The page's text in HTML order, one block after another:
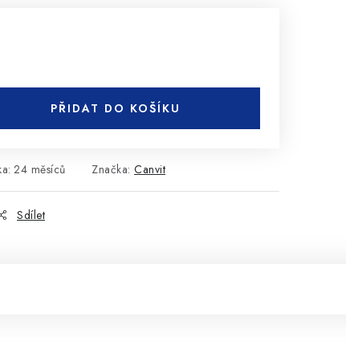
PŘIDAT DO KOŠÍKU
: 24 měsíců Značka: Canvit
Sdílet